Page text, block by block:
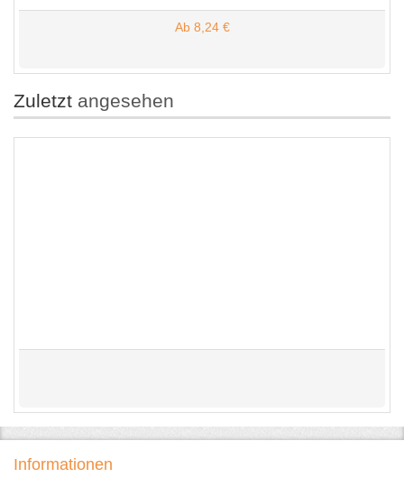
Ab 8,24 €
Zuletzt angesehen
Informationen